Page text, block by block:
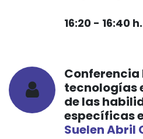
16:20 - 16:40
tecnologías
de las
específicas
Suelen Abril